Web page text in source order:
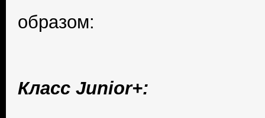
образом:
Класс Junior+: